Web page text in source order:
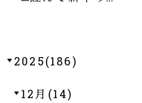
2025(186)
12月(14)